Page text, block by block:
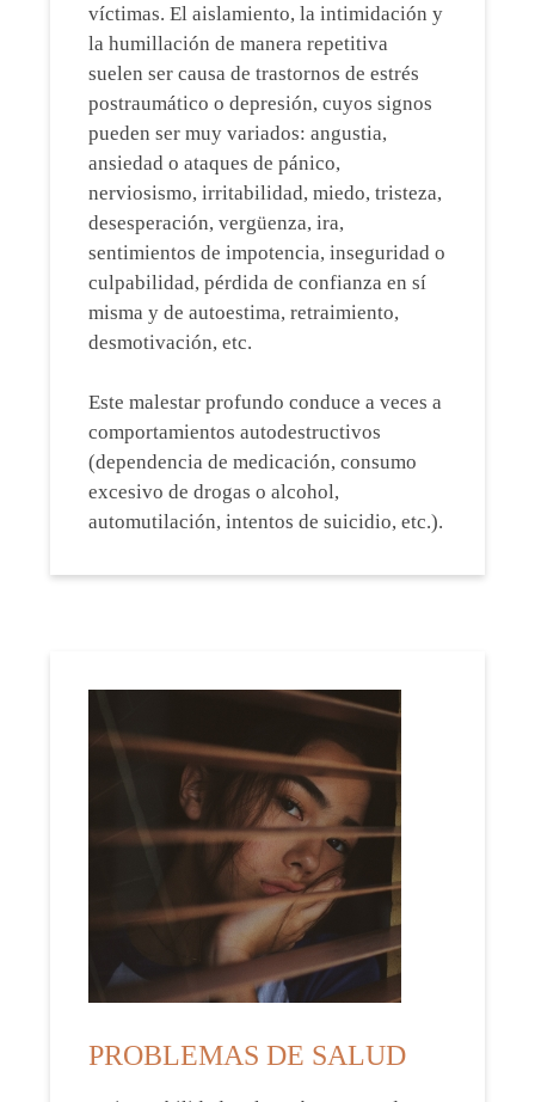
víctimas. El aislamiento, la intimidación y
la humillación de manera repetitiva
suelen ser causa de trastornos de estrés
postraumático o depresión, cuyos signos
pueden ser muy variados: angustia,
ansiedad o ataques de pánico,
nerviosismo, irritabilidad, miedo, tristeza,
desesperación, vergüenza, ira,
sentimientos de impotencia, inseguridad o
culpabilidad, pérdida de confianza en sí
misma y de autoestima, retraimiento,
desmotivación, etc.
Este malestar profundo conduce a veces a
comportamientos autodestructivos
(dependencia de medicación, consumo
excesivo de drogas o alcohol,
automutilación, intentos de suicidio, etc.).
PROBLEMAS DE SALUD